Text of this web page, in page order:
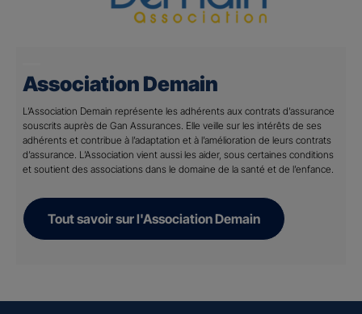
Association Demain
L’Association Demain représente les adhérents aux contrats d’assurance
souscrits auprès de Gan Assurances. Elle veille sur les intérêts de ses
adhérents et contribue à l’adaptation et à l’amélioration de leurs contrats
d’assurance. L’Association vient aussi les aider, sous certaines conditions
et soutient des associations dans le domaine de la santé et de l’enfance.
Tout savoir sur l'Association Demain